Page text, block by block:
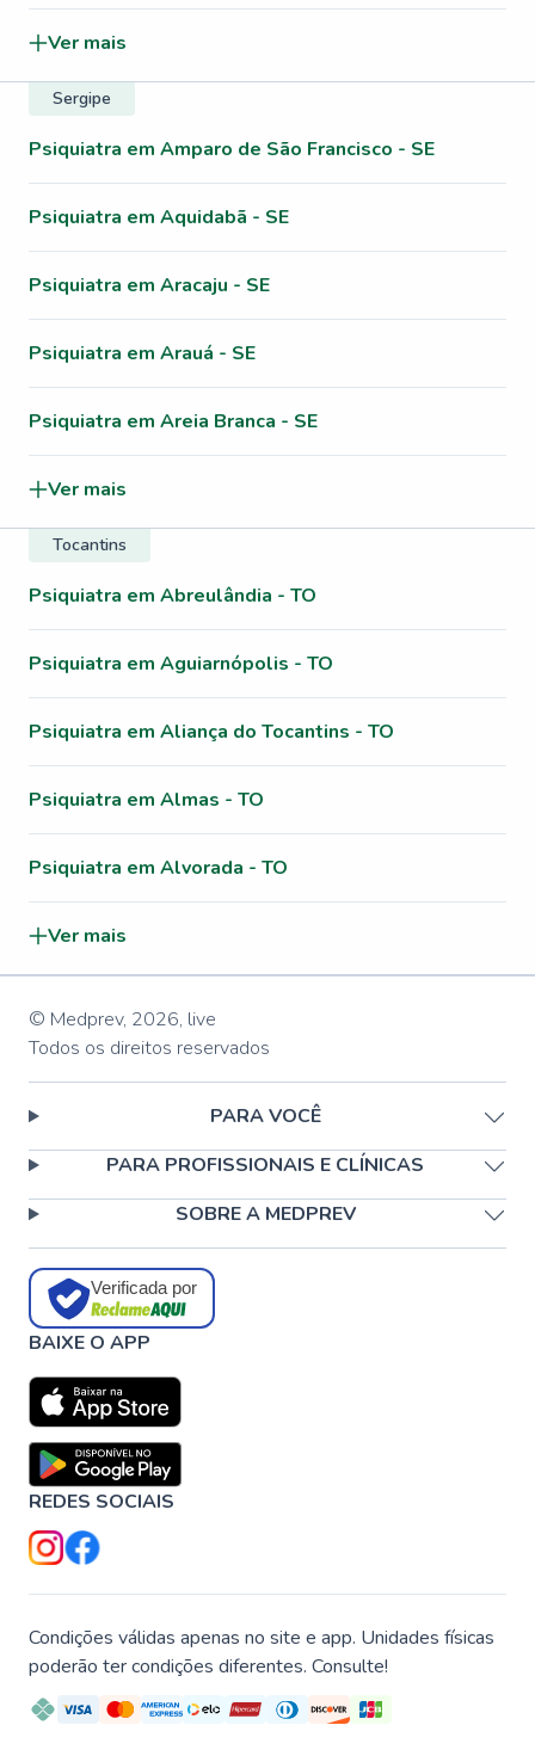
Ver mais
Sergipe
Psiquiatra em Amparo de São Francisco - SE
Psiquiatra em Aquidabã - SE
Psiquiatra em Aracaju - SE
Psiquiatra em Arauá - SE
Psiquiatra em Areia Branca - SE
Ver mais
Tocantins
Psiquiatra em Abreulândia - TO
Psiquiatra em Aguiarnópolis - TO
Psiquiatra em Aliança do Tocantins - TO
Psiquiatra em Almas - TO
Psiquiatra em Alvorada - TO
Ver mais
© Medprev, 2026, live
Todos os direitos reservados
PARA VOCÊ
PARA PROFISSIONAIS E CLÍNICAS
SOBRE A MEDPREV
Verificada por
BAIXE O APP
REDES SOCIAIS
Condições válidas apenas no site e app. Unidades físicas
poderão ter condições diferentes. Consulte!